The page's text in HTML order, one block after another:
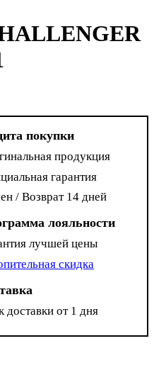
покупки
продукция
гарантия
/ Возврат 14 дней
лояльности
лучшей цены
скидка
доставки от 1 дня